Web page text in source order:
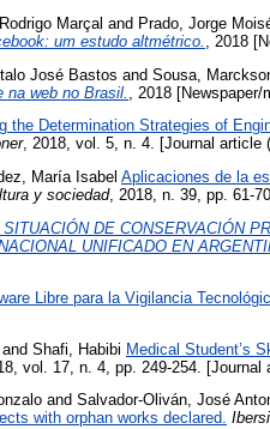
Marçal and Prado, Jorge
um estudo altmétrico.
, 2018
José Bastos and Sousa,
web no Brasil.
, 2018
the Determination Strategies of
, 2018, vol. 5, n. 4. [Journal article
María Isabel Aplicaciones de la
y sociedad, 2018, n. 39, pp. 61-
DE CONSERVACIÓN
UNIFICADO EN
Libre para la Vigilancia
and Shafi, Habibi Medical Student’s
vol. 17, n. 4, pp. 249-254. [Journal
and Salvador-Oliván, José
with orphan works declared.